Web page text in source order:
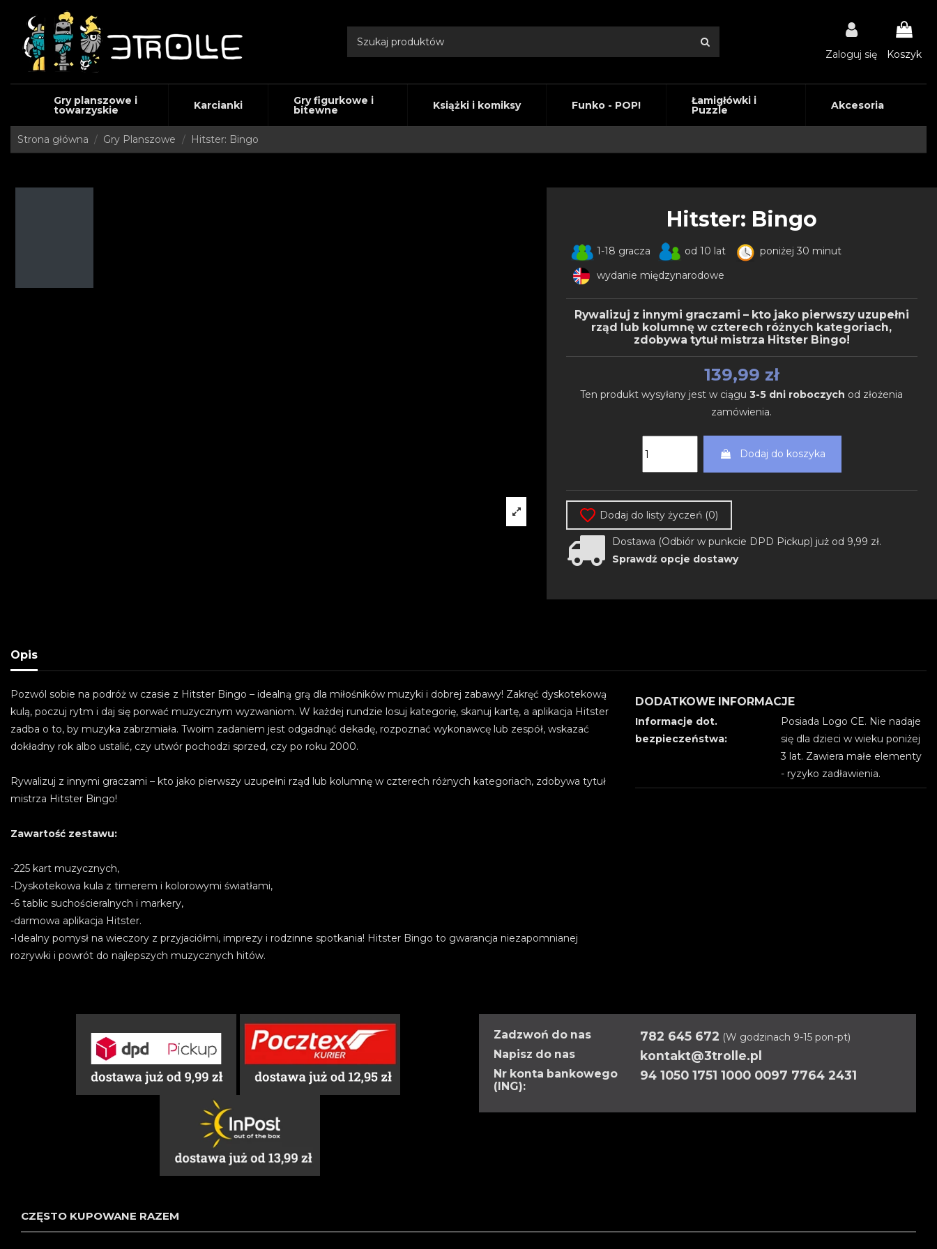
Zaloguj się Koszyk
Gry planszowe i
towarzyskie Karcianki Gry figurkowe i
bitewne Książki i komiksy Funko - POP! Łamigłówki i
Puzzle Akcesoria
Strona główna Gry Planszowe Hitster: Bingo
Hitster: Bingo
1-18 gracza od 10 lat
poniżej 30 minut
wydanie międzynarodowe
Rywalizuj z innymi graczami – kto jako pierwszy uzupełni
rząd lub kolumnę w czterech różnych kategoriach,
zdobywa tytuł mistrza Hitster Bingo!
139,99 zł
Ten produkt wysyłany jest w ciągu3-5 dni roboczych od złożenia
zamówienia.
Dodaj do koszyka
Dodaj do listy życzeń (0)
Dostawa (Odbiór w punkcie DPD Pickup) już od 9,99 zł.
Sprawdź opcje dostawy
Opis
Pozwól sobie na podróż w czasie z Hitster Bingo – idealną grą dla miłośników muzyki i dobrej zabawy! Zakręć dyskotekową
kulą, poczuj rytm i daj się porwać muzycznym wyzwaniom. W każdej rundzie losuj kategorię, skanuj kartę, a aplikacja Hitster
zadba o to, by muzyka zabrzmiała. Twoim zadaniem jest odgadnąć dekadę, rozpoznać wykonawcę lub zespół, wskazać
dokładny rok albo ustalić, czy utwór pochodzi sprzed, czy po roku 2000.
Rywalizuj z innymi graczami – kto jako pierwszy uzupełni rząd lub kolumnę w czterech różnych kategoriach, zdobywa tytuł
mistrza Hitster Bingo!
Zawartość zestawu:
-225 kart muzycznych,
-Dyskotekowa kula z timerem i kolorowymi światłami,
-6 tablic suchościeralnych i markery,
-darmowa aplikacja Hitster.
-Idealny pomysł na wieczory z przyjaciółmi, imprezy i rodzinne spotkania! Hitster Bingo to gwarancja niezapomnianej
rozrywki i powrót do najlepszych muzycznych hitów.
DODATKOWE INFORMACJE
Informacje dot.
bezpieczeństwa:
Posiada Logo CE. Nie nadaje
się dla dzieci w wieku poniżej
3 lat. Zawiera małe elementy
- ryzyko zadławienia.
Zadzwoń do nas 782 645 672 (W godzinach 9-15 pon-pt)
Napisz do nas kontakt@3trolle.pl
Nr konta bankowego
(ING):
94 1050 1751 1000 0097 7764 2431
CZĘSTO KUPOWANE RAZEM